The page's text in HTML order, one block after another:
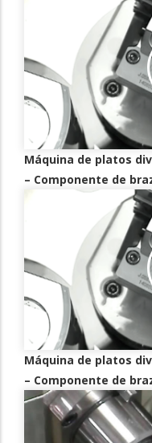
Máquina de platos
– Componente de
Máquina de platos
– Componente de